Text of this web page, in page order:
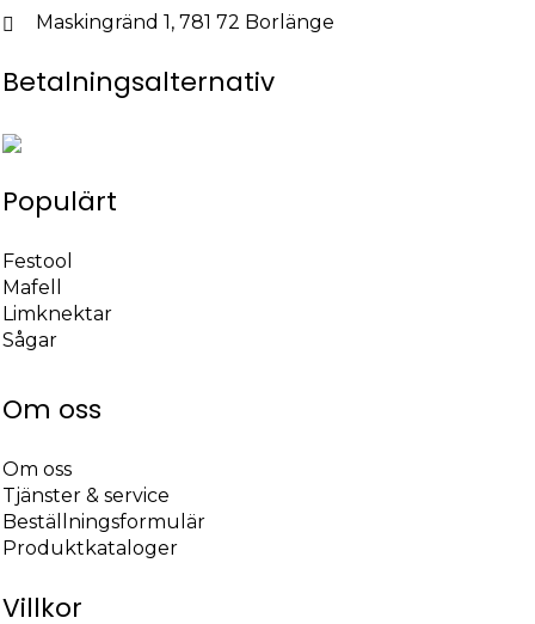
Maskingränd 1, 781 72 Borlänge
Betalningsalternativ
Populärt
Festool
Mafell
Limknektar
Sågar
Om oss
Om oss
Tjänster & service
Beställningsformulär
Produktkataloger
Villkor